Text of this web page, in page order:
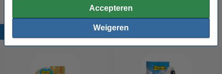
Accepteren
Weigeren
Populaire producten